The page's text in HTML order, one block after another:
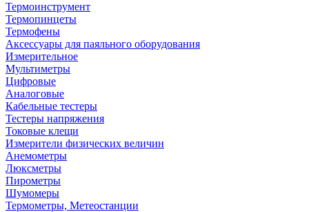
Термоинструмент
Термопинцеты
Термофены
Аксессуары для паяльного оборудования
Измерительное
Мультиметры
Цифровые
Аналоговые
Кабельные тестеры
Тестеры напряжения
Токовые клещи
Измерители физических величин
Анемометры
Люксметры
Пирометры
Шумомеры
Термометры, Метеостанции